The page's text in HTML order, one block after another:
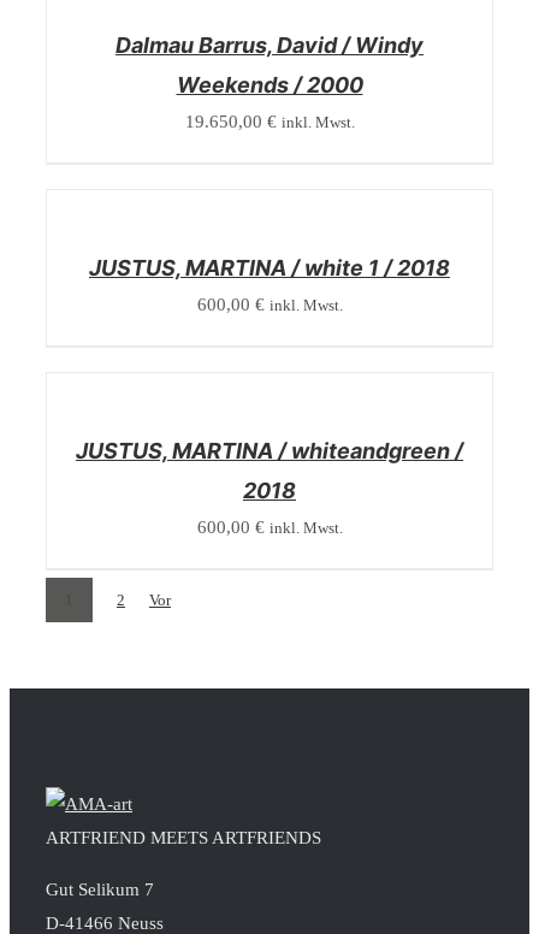
Dalmau Barrus, David / Windy
Weekends / 2000
19.650,00 € inkl. Mwst.
JUSTUS, MARTINA / white 1 / 2018
600,00 € inkl. Mwst.
JUSTUS, MARTINA / whiteandgreen /
2018
600,00 € inkl. Mwst.
2 Vor
ARTFRIEND MEETS ARTFRIENDS
Gut Selikum 7
D-41466 Neuss